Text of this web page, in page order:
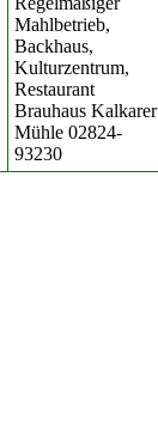
Mahlbetrieb,
Backhaus,
Kulturzentrum,
Restaurant
Brauhaus Kalkarer
Mühle 02824-
93230